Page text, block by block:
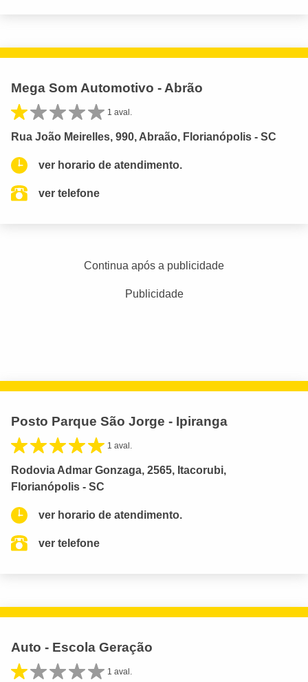
Mega Som Automotivo - Abrão
1 aval.
Rua João Meirelles, 990, Abraão, Florianópolis - SC
ver horario de atendimento.
ver telefone
Continua após a publicidade
Publicidade
Posto Parque São Jorge - Ipiranga
1 aval.
Rodovia Admar Gonzaga, 2565, Itacorubi,
Florianópolis - SC
ver horario de atendimento.
ver telefone
Auto - Escola Geração
1 aval.